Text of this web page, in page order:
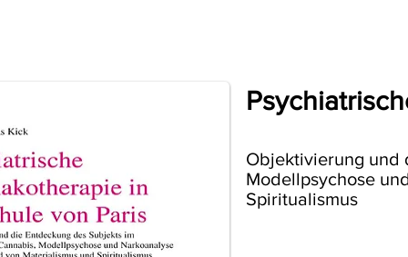
Objektivierung und
Modellpsychose
Spiritualismus